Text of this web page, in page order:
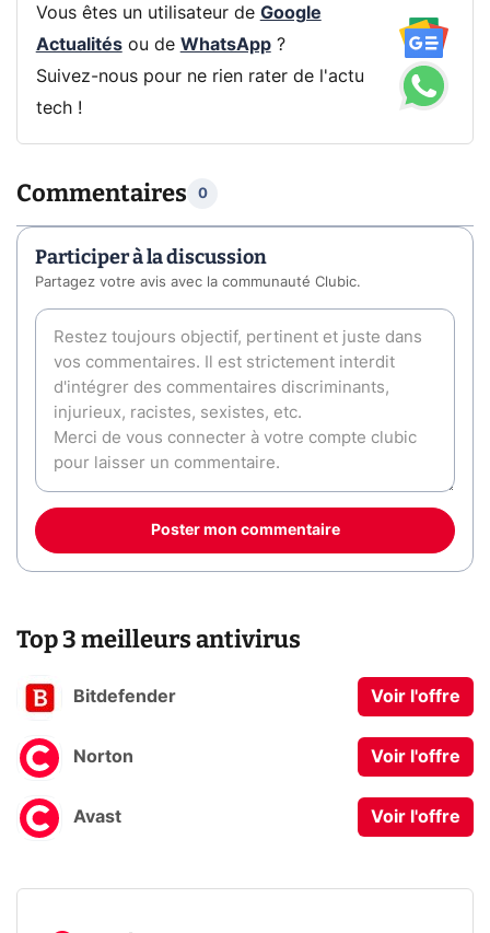
Vous êtes un utilisateur de Google
Actualitésou de WhatsApp?
Suivez-nous pour ne rien rater de l'actu
tech !
Commentaires 0
Participer à la discussion
Partagez votre avis avec la communauté Clubic.
Poster mon commentaire
Top 3 meilleurs antivirus
Bitdefender Voir l'offre
Norton Voir l'offre
Avast Voir l'offre